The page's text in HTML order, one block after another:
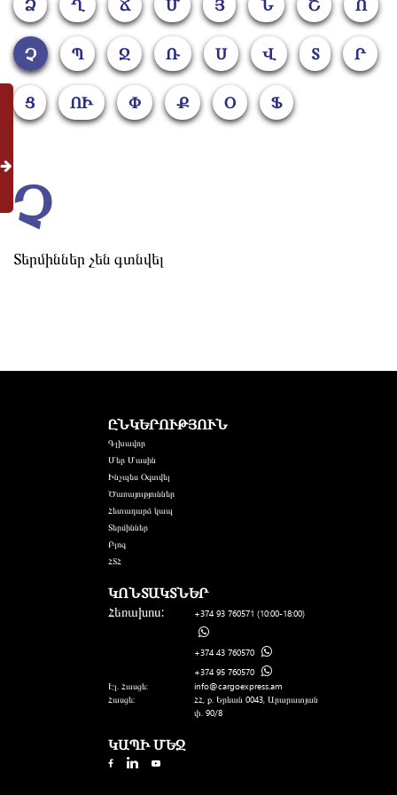
Ձ Ղ Ճ Մ Յ Ն Շ Ո
Չ Պ Ջ Ռ Ս Վ Տ Ր
Ց ՈԻ Փ Ք Օ Ֆ
Չ
Տերմիններ չեն գտնվել
ԸՆԿԵՐՈՒԹՅՈՒՆ
Գլխավոր
Մեր Մասին
Ինչպես Օգտվել
Ծառայություններ
Հետադարձ կապ
Տերմիններ
Բլոգ
ՀՏՀ
ԿՈՆՏԱԿՏՆԵՐ
Հեռախոս: +374 93 760571 (10:00-18:00)
+374 43 760570
+374 95 760570
Էլ. Հասցե:
info@cargoexpress.am
Հասցե:
ՀՀ, ք. Երևան 0043, Արարատյան
փ. 90/8
ԿԱՊԻ ՄԵՋ